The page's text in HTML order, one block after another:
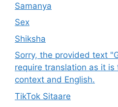
Samanya
Sex
Shiksha
Sorry, the provided text
require translation as it
context and English.
TikTok Sitaare